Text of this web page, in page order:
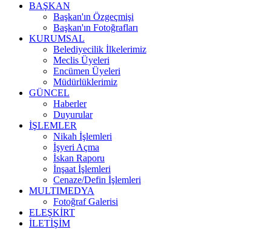
BAŞKAN
Başkan'ın Özgeçmişi
Başkan'ın Fotoğrafları
KURUMSAL
Belediyecilik İlkelerimiz
Meclis Üyeleri
Encümen Üyeleri
Müdürlüklerimiz
GÜNCEL
Haberler
Duyurular
İŞLEMLER
Nikah İşlemleri
İşyeri Açma
İskan Raporu
İnşaat İşlemleri
Cenaze/Defin İşlemleri
MULTIMEDYA
Fotoğraf Galerisi
ELEŞKİRT
İLETİŞİM